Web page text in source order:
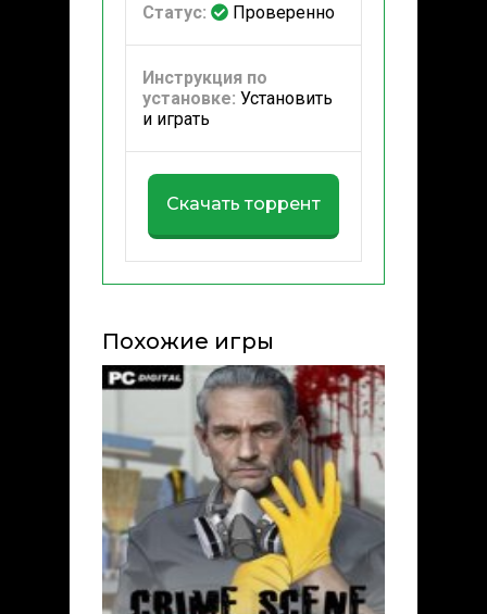
Статус: Проверенно
Инструкция по
установке: Установить
и играть
Скачать торрент
Похожие игры